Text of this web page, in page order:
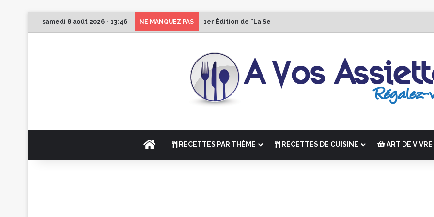
samedi 8 août 2026 - 13:46 NE MANQUEZ PAS 1er Édition de “La Semaine des Chefs” du 19 au 24 octobre 2026
ACCUEILRECETTES PAR THÈME RECETTES DE CUISINE ART DE VIVRE